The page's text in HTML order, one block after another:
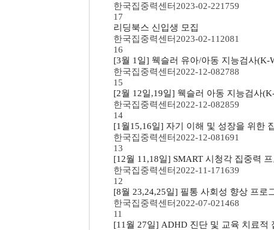
한국집중력센터 2023-02-221759
17
리딩북스 신입생 모집
한국집중력센터 2023-02-11 2081
16
[3월 1일] 웩슬러 유아/아동 지능검사(K-
한국집중력센터 2022-12-082788
15
[2월 12일,19일] 웩슬러 아동 지능검사
한국집중력센터 2022-12-082859
14
[1월15,16일] 자기 이해 및 성장을 위한
한국집중력센터 2022-12-081691
13
[12월 11,18일] SMART 시청각 집중력
한국집중력센터 2022-11-171639
12
[8월 23,24,25일] 필통 사회성 향상 프로
한국집중력센터 2022-07-021468
11
[11월 27일] ADHD 진단 및 교육 치료적